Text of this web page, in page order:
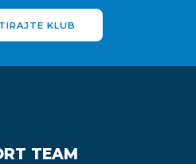
KLUB
TEAM